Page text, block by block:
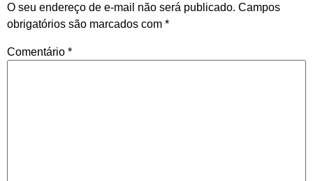
O seu endereço de e-mail não será publicado. Campos
obrigatórios são marcados com *
Comentário *